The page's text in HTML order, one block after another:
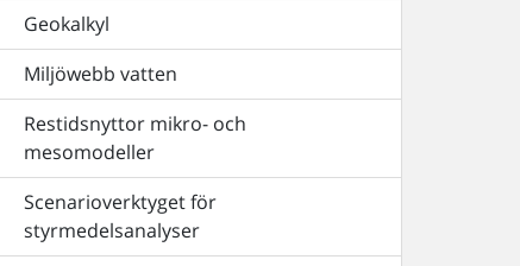
Geokalkyl
Miljöwebb vatten
Restidsnyttor mikro- och
mesomodeller
Scenarioverktyget för
styrmedelsanalyser